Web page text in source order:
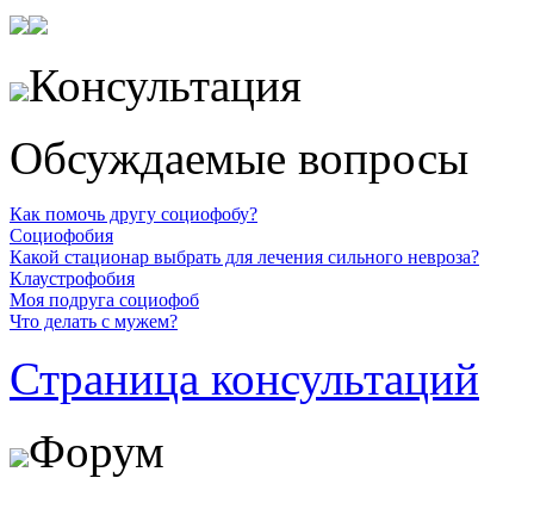
Консультация
Обсуждаемые вопросы
Как помочь другу социофобу?
Социофобия
Какой стационар выбрать для лечения сильного невроза?
Клаустрофобия
Моя подруга социофоб
Что делать с мужем?
Страница консультаций
Форум